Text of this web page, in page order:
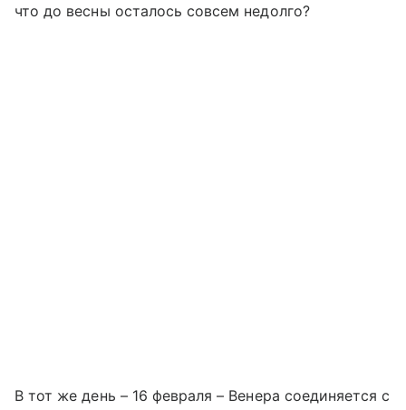
что до весны осталось совсем недолго?
В тот же день – 16 февраля – Венера соединяется с